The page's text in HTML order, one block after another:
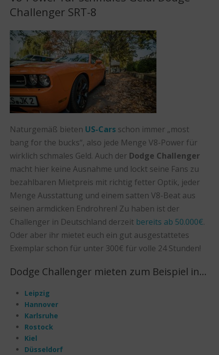
Challenger SRT-8
Naturgemäß bieten US-Cars schon immer „most
bang for the bucks“, also jede Menge V8-Power für
wirklich schmales Geld. Auch der Dodge Challenger
macht hier keine Ausnahme und lockt seine Fans zu
bezahlbaren Mietpreis mit richtig fetter Optik, jeder
Menge Ausstattung und einem satten V8-Beat aus
seinen armdicken Endrohren! Zu haben ist der
Challenger in Deutschland derzeit bereits ab 50.000€.
Oder aber ihr mietet euch ein gut ausgestattetes
Exemplar schon für unter 300€ für volle 24 Stunden!
Dodge Challenger mieten zum Beispiel in…
Leipzig
Hannover
Karlsruhe
Rostock
Kiel
Düsseldorf